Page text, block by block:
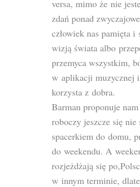
versa, mimo że nie
zdań ponad
człowiek nas pamięta
wizją świata albo
przemyca wszystkim,
w aplikacji muzycznej
korzysta z dobra.
Barman proponuje
roboczy jeszcze się
spacerkiem do domu,
do weekendu. A
rozjeżdżają się
w innym terminie,